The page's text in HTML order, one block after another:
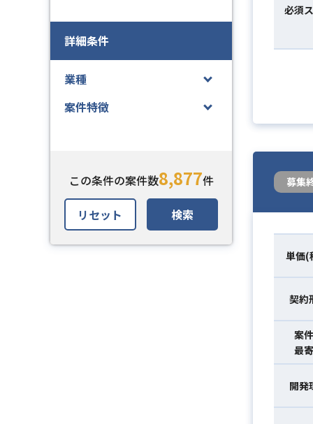
詳細条件
業種
案件特徴
この条件の案件数8,877件
リセット 検索
必須
募集
単価(
契約
案
最
開発